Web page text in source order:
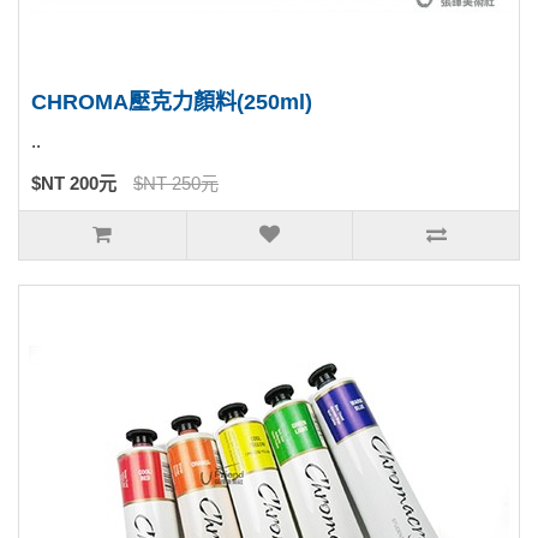
CHROMA壓克力顏料(250ml)
..
$NT 200元 $NT 250元